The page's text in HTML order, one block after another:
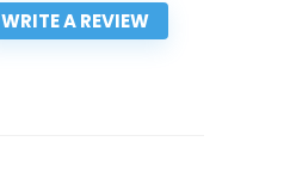
WRITE A REVIEW